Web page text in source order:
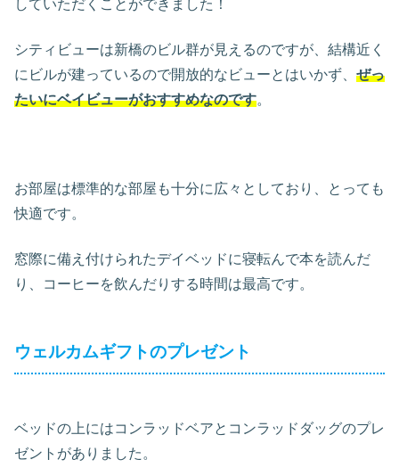
していただくことができました！
シティビューは新橋のビル群が見えるのですが、結構近く
にビルが建っているので開放的なビューとはいかず、 ぜっ
たいにベイビューがおすすめなのです。
お部屋は標準的な部屋も十分に広々としており、とっても
快適です。
窓際に備え付けられたデイベッドに寝転んで本を読んだ
り、コーヒーを飲んだりする時間は最高です。
ウェルカムギフトのプレゼント
ベッドの上にはコンラッドベアとコンラッドダッグのプレ
ゼントがありました。